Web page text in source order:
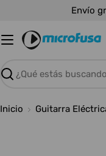
contenido
Envío
Buscar
Inicio Guitarra